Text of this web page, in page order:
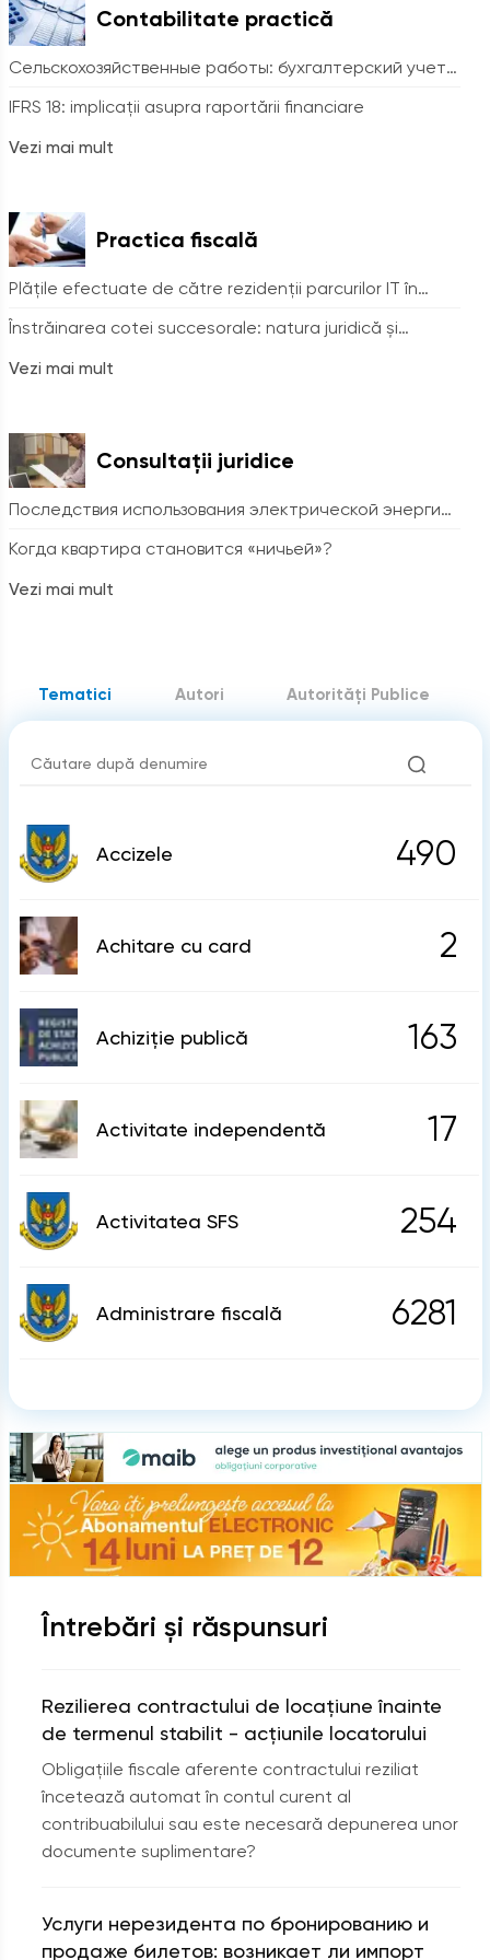
Contabilitate practică
Сельскохозяйственные работы: бухгалтерский учет
субъекта в схемах
IFRS 18: implicații asupra raportării financiare
Vezi mai mult
Practica fiscală
Plățile efectuate de către rezidenții parcurilor IT în
folosul antreprenorilor independenți. Tratamentul fiscal
Înstrăinarea cotei succesorale: natura juridică și
Vezi mai mult
Consultații juridice
Последствия использования электрической энергии
Когда квартира становится «ничьей»?
Vezi mai mult
Tematici Autori Autorități Publice
Accizele 490
Achitare cu card 2
Achiziţie publică 163
Activitate independentă 17
Activitatea SFS 254
Administrare fiscală 6281
Administrator 15
Agricultura 157
8
Antrepozit vamal
Antreprenor independent
Întrebări și răspunsuri
Rezilierea contractului de locațiune înainte
de termenul stabilit - acțiunile locatorului
Obligațiile fiscale aferente contractului reziliat
încetează automat în contul curent al
contribuabilului sau este necesară depunerea unor
documente suplimentare?
Услуги нерезидента по бронированию и
продаже билетов: возникает ли импорт